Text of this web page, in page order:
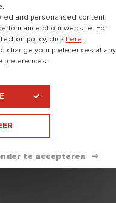
opvouwen
and personalised content,
of our website. For
policy, click here.
change your preferences at any
preferences’.